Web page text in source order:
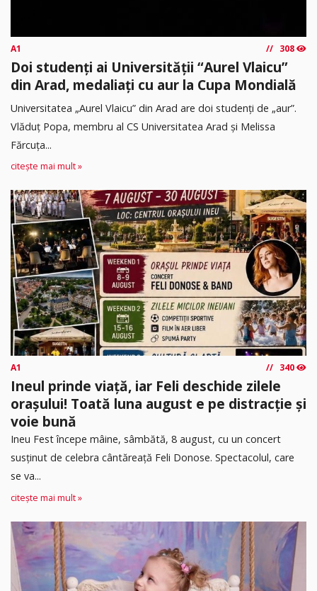
A1 308
Doi studenți ai Universității “Aurel Vlaicu”
din Arad, medaliați cu aur la Cupa Mondială
Universitatea „Aurel Vlaicu” din Arad are doi studenți de „aur”.
Vlăduț Popa, membru al CS Universitatea Arad și Melissa
Fărcuța...
citește mai mult »
A1 340
Ineul prinde viață, iar Feli deschide zilele
orașului! Toată luna august e pe distracție și
voie bună
Ineu Fest începe mâine, sâmbătă, 8 august, cu un concert
susținut de celebra cântăreață Feli Donose. Spectacolul, care
se va...
citește mai mult »